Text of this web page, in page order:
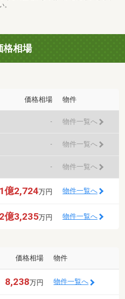
。
格相場
価格相場 物件
- 物件一覧へ
- 物件一覧へ
- 物件一覧へ
1億2,724万円 物件一覧へ
2億3,235万円 物件一覧へ
価格相場 物件
8,238万円 物件一覧へ